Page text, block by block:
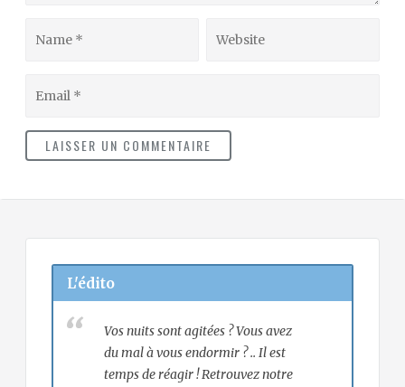
L'édito
Vos nuits sont agitées ? Vous avez
du mal à vous endormir ? .. Il est
temps de réagir ! Retrouvez notre